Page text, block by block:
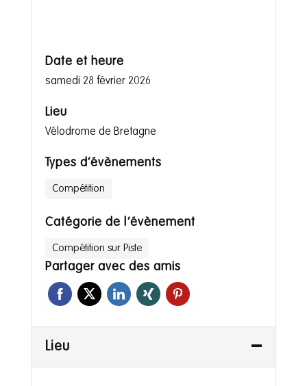
Date et heure
samedi 28 février 2026
Lieu
Vélodrome de Bretagne
Types d’évènements
Compétition
Catégorie de l’évènement
Compétition sur Piste
Partager avec des amis
Lieu